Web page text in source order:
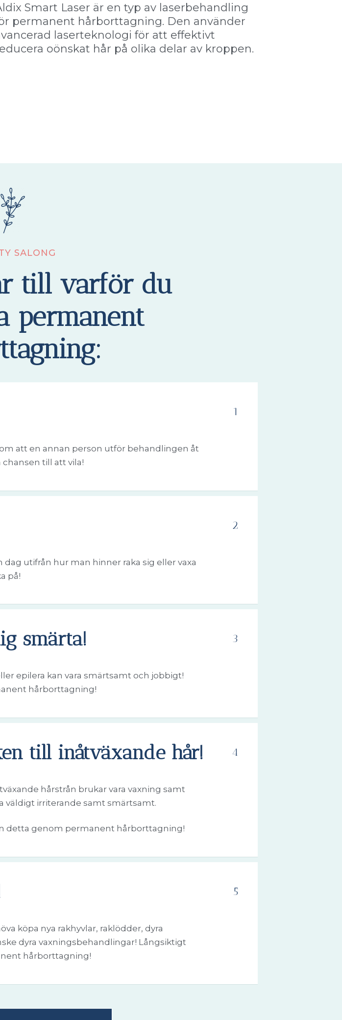
Smart Laser är en typ av laserbehandling
permanent hårborttagning. Den använder
laserteknologi för att effektivt
oönskat hår på olika delar av kroppen.
SALONG
till varför du
permanent
1
att en annan person utför behandlingen åt
till att vila!
2
dag utifrån hur man hinner raka sig eller vaxa
på!
smärta! 3
epilera kan vara smärtsamt och jobbigt!
hårborttagning!
till inåtväxande hår! 4
hårstrån brukar vara vaxning samt
väldigt irriterande samt smärtsamt.
detta genom permanent hårborttagning!
5
köpa nya rakhyvlar, raklödder, dyra
dyra vaxningsbehandlingar! Långsiktigt
hårborttagning!